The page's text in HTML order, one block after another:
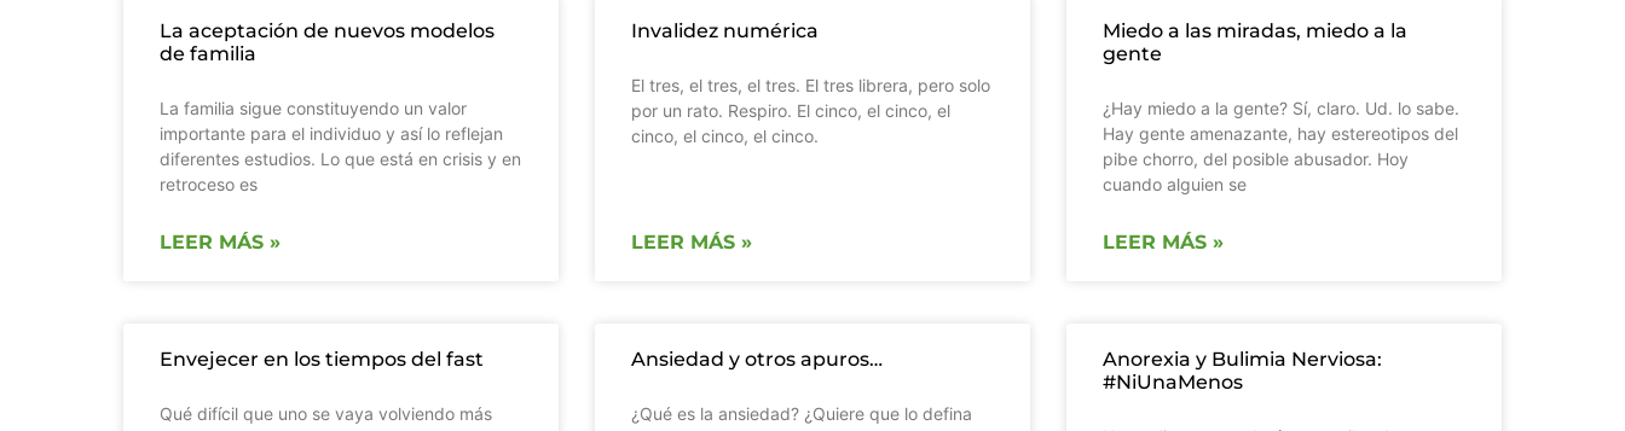
La aceptación de nuevos modelos
de familia
La familia sigue constituyendo un valor
importante para el individuo y así lo reflejan
diferentes estudios. Lo que está en crisis y en
retroceso es
LEER MÁS »
Invalidez numérica
El tres, el tres, el tres. El tres librera, pero solo
por un rato. Respiro. El cinco, el cinco, el
cinco, el cinco, el cinco.
LEER MÁS »
Miedo a las miradas, miedo a la
gente
¿Hay miedo a la gente? Sí, claro. Ud. lo sabe.
Hay gente amenazante, hay estereotipos del
pibe chorro, del posible abusador. Hoy
cuando alguien se
LEER MÁS »
Envejecer en los tiempos del fast
Qué difícil que uno se vaya volviendo más
Ansiedad y otros apuros…
¿Qué es la ansiedad? ¿Quiere que lo defina
Anorexia y Bulimia Nerviosa:
#NiUnaMenos